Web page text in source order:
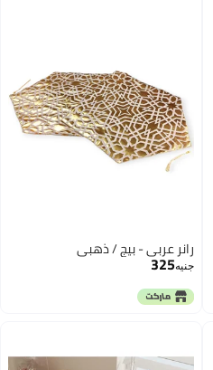
رانر عربي - بيج / ذهبي
جنيه325